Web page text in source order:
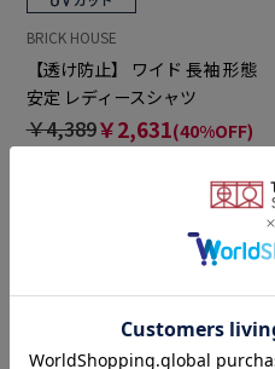
BRICK HOUSE
【透け防止】 ワイド 長袖 形態
安定 レディースシャツ
￥4,389￥2,631(40%OFF)